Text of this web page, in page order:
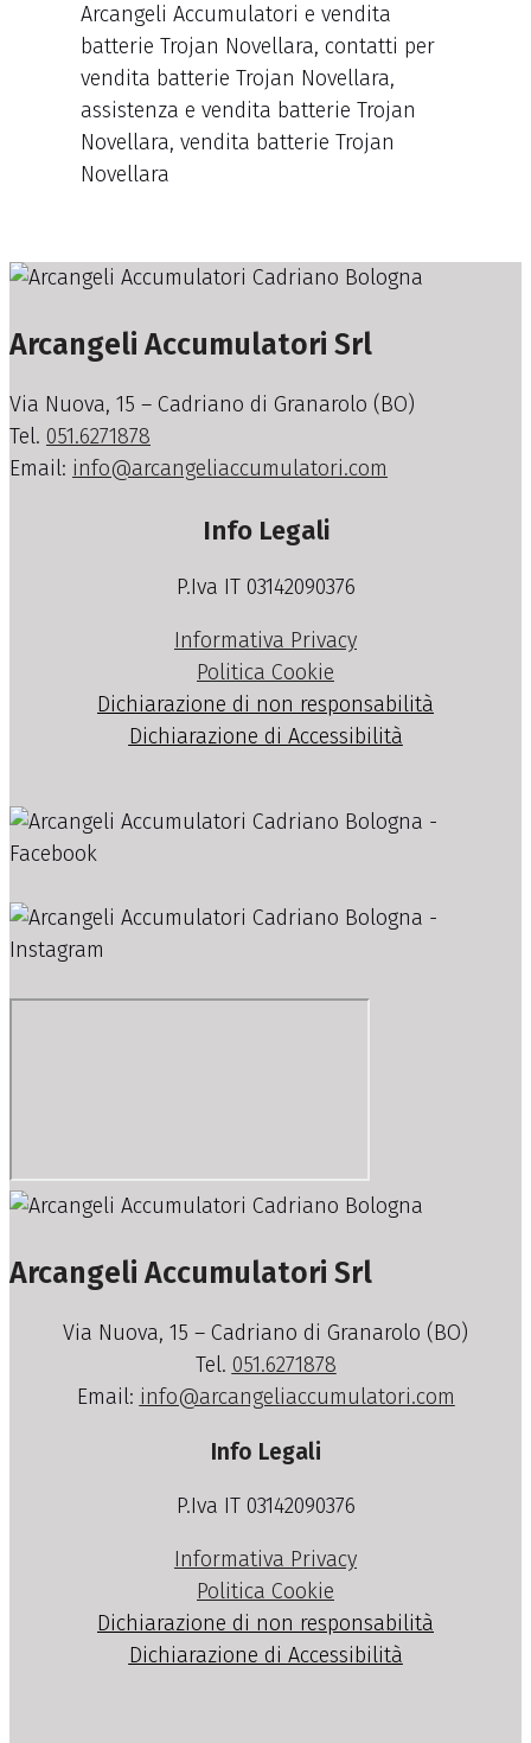
Arcangeli Accumulatori e vendita
batterie Trojan Novellara, contatti per
vendita batterie Trojan Novellara,
assistenza e vendita batterie Trojan
Novellara, vendita batterie Trojan
Novellara
Arcangeli Accumulatori Srl
Via Nuova, 15 – Cadriano di Granarolo (BO)
Tel. 051.6271878
Email: info@arcangeliaccumulatori.com
Info Legali
P.Iva IT 03142090376
Informativa Privacy
Politica Cookie
Dichiarazione di non responsabilità
Dichiarazione di Accessibilità
Arcangeli Accumulatori Srl
Via Nuova, 15 – Cadriano di Granarolo (BO)
Tel. 051.6271878
Email: info@arcangeliaccumulatori.com
Info Legali
P.Iva IT 03142090376
Informativa Privacy
Politica Cookie
Dichiarazione di non responsabilità
Dichiarazione di Accessibilità